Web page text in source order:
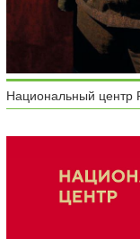
Национальный центр